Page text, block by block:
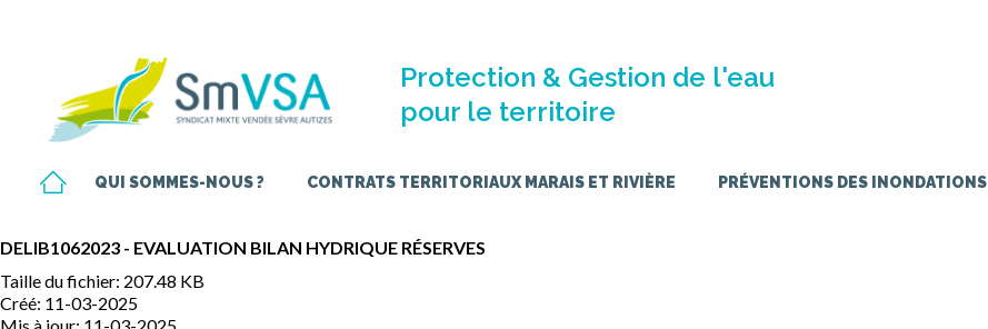
Protection & Gestion de l'eau
pour le territoire
QUI SOMMES-NOUS ? CONTRATS TERRITORIAUX MARAIS ET RIVIÈRE PRÉVENTIONS DES INONDATIONS
DELIB1062023 - EVALUATION BILAN HYDRIQUE RÉSERVES
Taille du fichier: 207.48 KB
Créé: 11-03-2025